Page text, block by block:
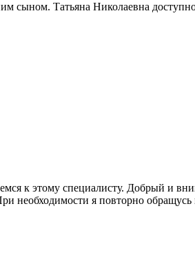
сыном. Татьяна Николаевна
к этому специалисту. Добрый и
необходимости я повторно